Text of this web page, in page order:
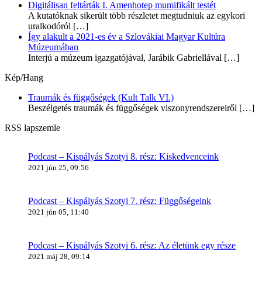
Digitálisan feltárták I. Amenhotep mumifikált testét
A kutatóknak sikerült több részletet megtudniuk az egykori
uralkodóról […]
Így alakult a 2021-es év a Szlovákiai Magyar Kultúra
Múzeumában
Interjú a múzeum igazgatójával, Jarábik Gabriellával […]
Kép/Hang
Traumák és függőségek (Kult Talk VI.)
Beszélgetés traumák és függőségek viszonyrendszereiről […]
RSS lapszemle
Podcast – Kispályás Szotyi 8. rész: Kiskedvenceink
2021 jún 25, 09:56
Podcast – Kispályás Szotyi 7. rész: Függőségeink
2021 jún 05, 11:40
Podcast – Kispályás Szotyi 6. rész: Az életünk egy része
2021 máj 28, 09:14